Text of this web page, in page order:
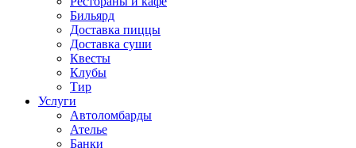
Бильярд
Доставка пиццы
Доставка суши
Квесты
Клубы
Тир
Услуги
Автоломбарды
Ателье
Банки